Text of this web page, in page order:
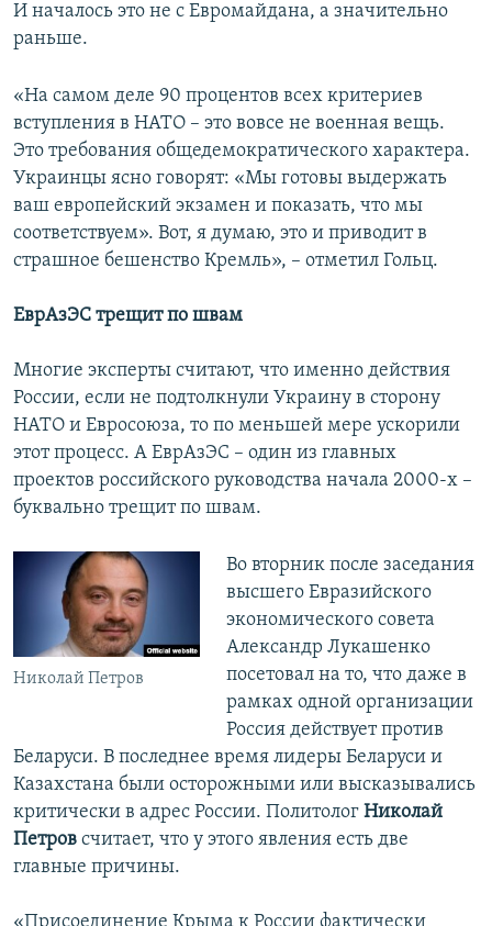
И началось это не с Евромайдана, а значительно
раньше.
«На самом деле 90 процентов всех критериев
вступления в НАТО – это вовсе не военная вещь.
Это требования общедемократического характера.
Украинцы ясно говорят: «Мы готовы выдержать
ваш европейский экзамен и показать, что мы
соответствуем». Вот, я думаю, это и приводит в
страшное бешенство Кремль», – отметил Гольц.
ЕврАзЭС трещит по швам
Многие эксперты считают, что именно действия
России, если не подтолкнули Украину в сторону
НАТО и Евросоюза, то по меньшей мере ускорили
этот процесс. А ЕврАзЭС – один из главных
проектов российского руководства начала 2000-х –
буквально трещит по швам.
Николай Петров
Во вторник после заседания
высшего Евразийского
экономического совета
Александр Лукашенко
посетовал на то, что даже в
рамках одной организации
Россия действует против
Беларуси. В последнее время лидеры Беларуси и
Казахстана были осторожными или высказывались
критически в адрес России. Политолог Николай
Петров считает, что у этого явления есть две
главные причины.